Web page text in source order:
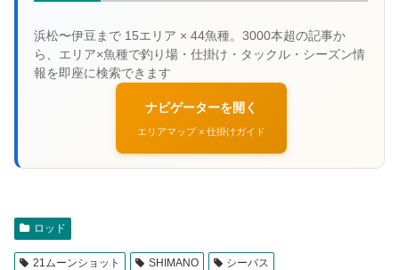
ナビゲーターを開く
エリアマップ × 仕掛けガイド
ロッド
21ムーンショット SHIMANO シーバス